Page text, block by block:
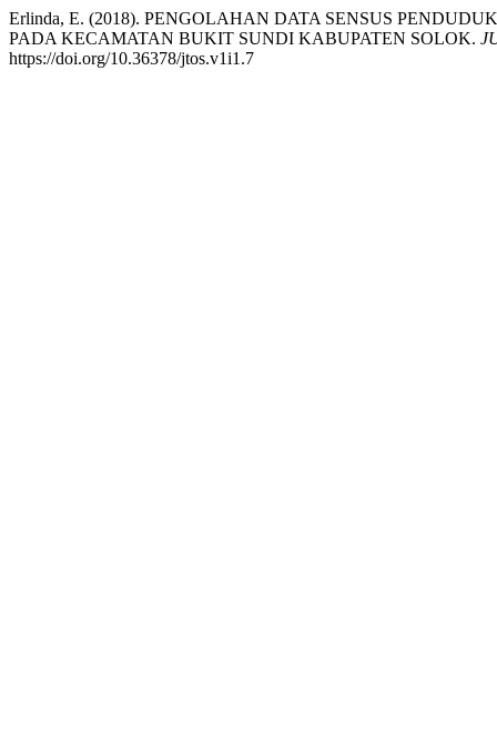
Erlinda, E. (2018). PENGOLAHAN DATA SENSUS
PADA KECAMATAN BUKIT SUNDI KABUPATEN SOLOK.
https://doi.org/10.36378/jtos.v1i1.7